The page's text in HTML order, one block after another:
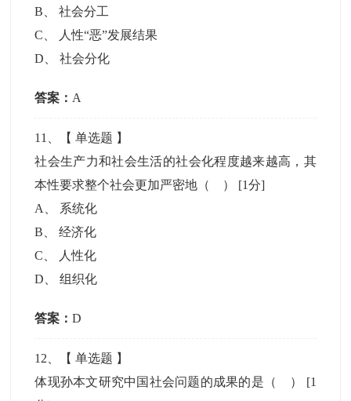
B 、社会分工
C
人性“恶”发展结果
D 、社会分化
答案： A
11 、【单选题 】
社会生产力和社会生活的社会化程度越来越高，其
本性要求整个社会更加严密地（ ） [1分]
A
系统化
B 、经济化
C
人性化
D 、组织化
答案：D
12 、【单选题 】
体现孙本文研究中国社会问题的成果的是（ ） [1